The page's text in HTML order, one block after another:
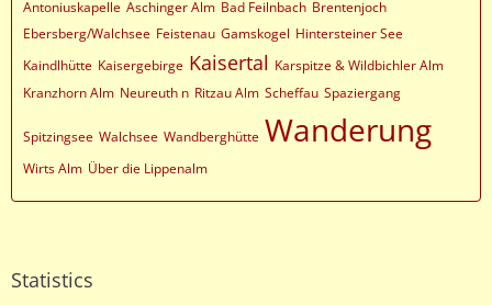
Antoniuskapelle Aschinger Alm Bad Feilnbach Brentenjoch
Ebersberg/Walchsee Feistenau Gamskogel Hintersteiner See
Kaindlhütte Kaisergebirge Kaisertal Karspitze & Wildbichler Alm
Kranzhorn Alm Neureuth n Ritzau Alm Scheffau Spaziergang
Spitzingsee Walchsee Wandberghütte Wanderung
Wirts Alm Über die Lippenalm
Statistics